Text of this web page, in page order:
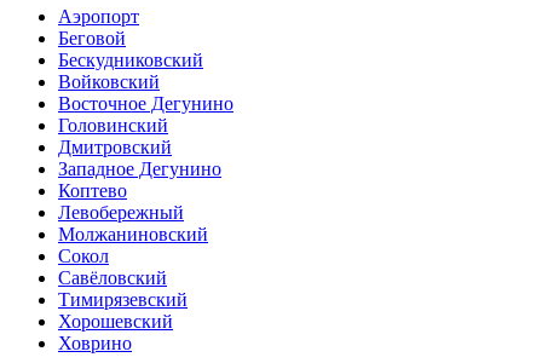
Аэропорт
Беговой
Бескудниковский
Войковский
Восточное Дегунино
Головинский
Дмитровский
Западное Дегунино
Коптево
Левобережный
Молжаниновский
Сокол
Савёловский
Тимирязевский
Хорошевский
Ховрино